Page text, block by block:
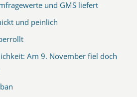
und GMS liefert
und peinlich
Am 9. November fiel doch